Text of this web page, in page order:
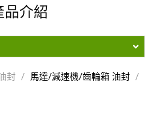
品介紹
封 / 馬達/減速機/齒輪箱 油封 /